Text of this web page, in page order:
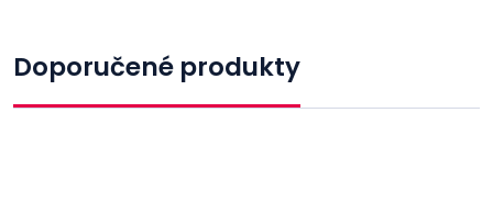
Doporučené produkty